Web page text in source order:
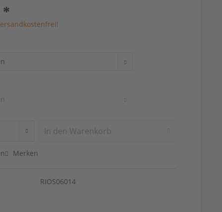
*
In den Warenkorb
Merken
RIOS06014